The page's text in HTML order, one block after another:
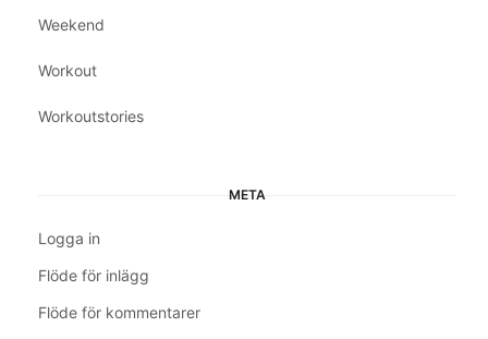
Weekend
Workout
Workoutstories
META
Logga in
Flöde för inlägg
Flöde för kommentarer